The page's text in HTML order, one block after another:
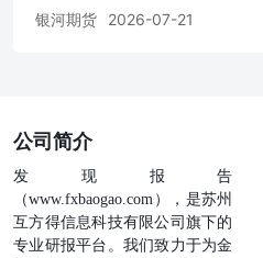
银河期货 2026-07-21
公司简介
发现报告
（www.fxbaogao.com），是苏州
互方得信息科技有限公司旗下的
专业研报平台。我们致力于为金